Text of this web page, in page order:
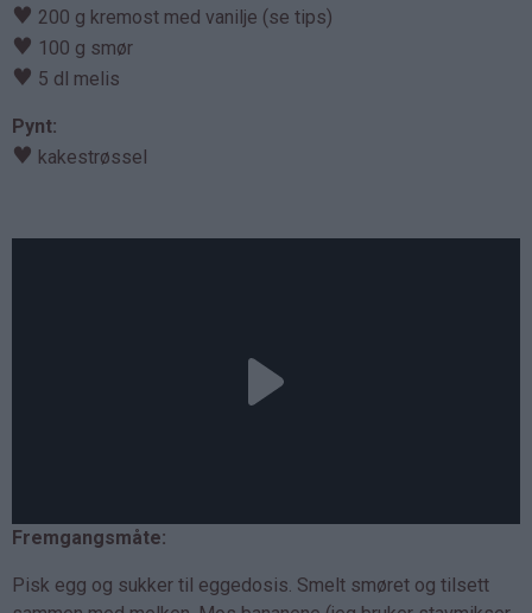
♥ 200 g kremost med vanilje (se tips)
♥ 100 g smør
♥ 5 dl melis
Pynt:
♥ kakestrøssel
Fremgangsmåte:
Pisk egg og sukker til eggedosis. Smelt smøret og tilsett